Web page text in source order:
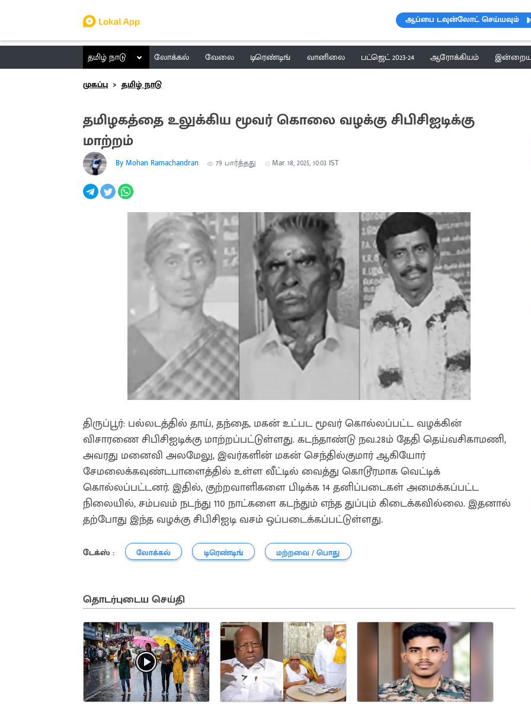
ஆப்பை டவுன்லோட் செய்யவும்
தமிழ் நாடு லோக்கல் வேலை டிரெண்டிங் வானிலை பட்ஜெட் 2023-24 ஆரோக்கியம் இன்றைய
முகப்பு
தமிழ் நாடு
தமிழகத்தை உலுக்கிய மூவர் கொலை வழக்கு சிபிசிஐடிக்கு
மாற்றம்
By Mohan Ramachandran 79 பார்த்தது Mar 18, 2025, 10:03 IST
திருப்பூர்: பல்லடத்தில் தாய், தந்தை, மகன் உட்பட மூவர் கொல்லப்பட்ட வழக்கின்
விசாரணை சிபிசிஐடிக்கு மாற்றப்பட்டுள்ளது. கடந்தாண்டு நவ.28ம் தேதி தெய்வசிகாமணி,
அவரது மனைவி அலமேலு, இவர்களின் மகன் செந்தில்குமார் ஆகியோர்
சேமலைக்கவுண்டபாளைத்தில் உள்ள வீட்டில் வைத்து கொடூரமாக வெட்டிக்
கொல்லப்பட்டனர். இதில், குற்றவாளிகளை பிடிக்க 14 தனிப்படைகள் அமைக்கப்பட்ட
நிலையில், சம்பவம் நடந்து 110 நாட்களை கடந்தும் எந்த துப்பும் கிடைக்கவில்லை. இதனால்
தற்போது இந்த வழக்கு சிபிசிஐடி வசம் ஒப்படைக்கப்பட்டுள்ளது.
டேக்ஸ் : லோக்கல் டிரெண்டிங் மற்றவை / பொது
தொடர்புடைய செய்தி